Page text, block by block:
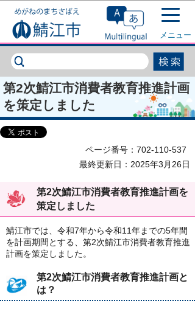
このページの本文へ移動
メニュー
第2次鯖江市消費者教育推進計画
を策定しました
ページ番号：702-110-537
最終更新日：2025年3月26日
第2次鯖江市消費者教育推進計画を
策定しました
鯖江市では、令和7年から令和11年までの5年間
を計画期間とする、第2次鯖江市消費者教育推進
計画を策定しました。
第2次鯖江市消費者教育推進計画と
は？